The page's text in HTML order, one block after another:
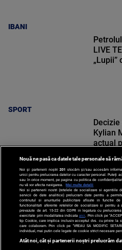
IBANI
SPORT
LIVE
„Lupii”
SPORT
Kylian
actual
Nouă ne pasă ca datele tale personale să
Noi și partenerii noștri 201 stocăm și/sau accesăm
unici pentru prelucrarea datelor cu caracter personal. Puteți
sau în orice moment, pe pagina cu politica de
nu vă vor afecta navigarea.
Mai multe detalii
Noi si partenerii nostri (retelele de socializare si agentiile
servicii de date analitice) prelucram date pentru a
continutul si anunturile publicitare afisate in functie
functionalitati aferente retelelor de socializare si pentru
prevazute de art. 15-22 din GDPR in legatura cu
exercitate prin modalitatea indicataaici . Prin click pe
tip Cookie, care implica inclusiv acceptul dvs. cu privire la
care colaboram. Prin click pe “VREAU SA MODIFIC
individual, mai putin cele legate de cookie strict necesare
Atât noi, cât și partenerii noștri prelucrăm